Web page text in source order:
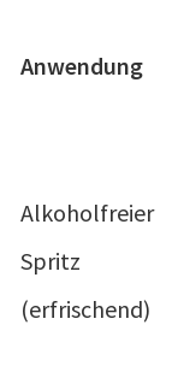
Anwendung
Alkoholfreier
Spritz
(erfrischend)